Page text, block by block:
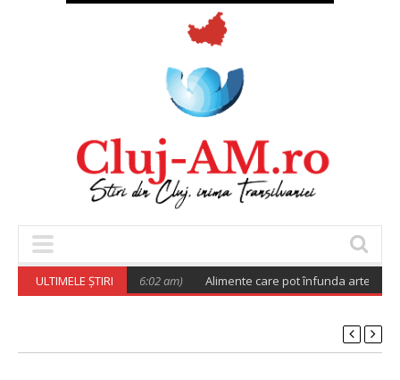
ULTIMELE ȘTIRI
(August 5, 2026 6:02 am) Alimente care pot înfunda arterele. Cu